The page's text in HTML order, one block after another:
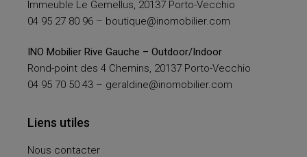
Immeuble Le Gemellus, 20137 Porto-Vecchio
04 95 27 80 96 – boutique@inomobilier.com
INO Mobilier Rive Gauche – Outdoor/Indoor
Rond-point des 4 Chemins, 20137 Porto-Vecchio
04 95 70 50 43 – geraldine@inomobilier.com
Liens utiles
Nous contacter